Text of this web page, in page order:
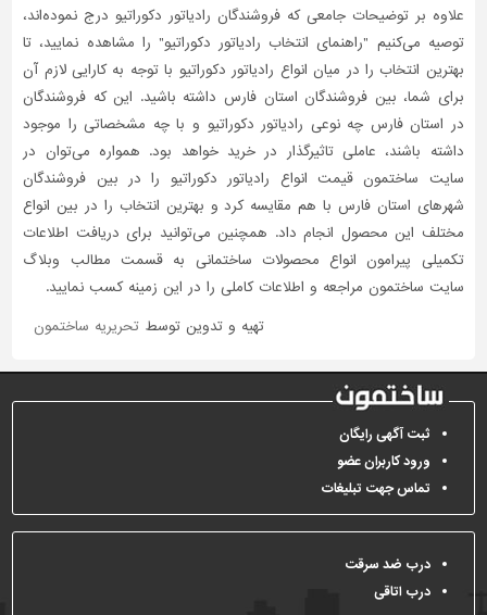
علاوه بر توضیحات جامعی که فروشندگان رادیاتور دکوراتیو درج نموده‌اند،
توصیه می‌کنیم "راهنمای انتخاب رادیاتور دکوراتیو" را مشاهده نمایید، تا
بهترین انتخاب را در میان انواع رادیاتور دکوراتیو با توجه به کارایی لازم آن
برای شما، بین فروشندگان استان فارس داشته باشید. این که فروشندگان
در استان فارس چه نوعی رادیاتور دکوراتیو و با چه مشخصاتی را موجود
داشته باشند، عاملی تاثیر‌گذار در خرید خواهد بود. همواره می‌توان در
سایت ساختمون قیمت انواع رادیاتور دکوراتیو را در بین فروشندگان
شهرهای استان فارس با هم مقایسه کرد و بهترین انتخاب را در بین انواع
مختلف این محصول انجام داد. همچنین می‌توانید برای دریافت اطلاعات
تکمیلی پیرامون انواع محصولات ساختمانی به قسمت مطالب وبلاگ
سایت ساختمون مراجعه و اطلاعات کاملی را در این زمینه کسب نمایید.
تهیه و تدوین توسط تحریریه ساختمون
ثبت آگهی رایگان
ورود کاربران عضو
تماس جهت تبلیغات
درب ضد سرقت
درب اتاقی